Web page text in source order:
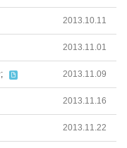
2013.10.11
2013.11.01
2013.11.09
2013.11.16
2013.11.22